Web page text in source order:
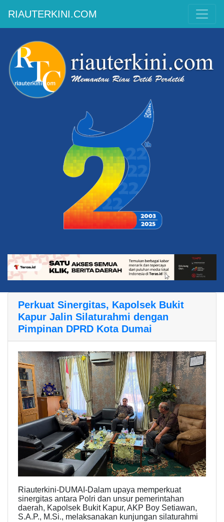
RIAUTERKINI.COM
Perkuat Sinergitas, Kapolsek Bukit
Kapur Jalin Silaturahmi dengan
Pimpinan DPRD Kota Dumai
Riauterkini-DUMAI-Dalam upaya memperkuat
sinergitas antara Polri dan unsur pemerintahan
daerah, Kapolsek Bukit Kapur, AKP Boy Setiawan,
S.A.P., M.Si., melaksanakan kunjungan silaturahmi